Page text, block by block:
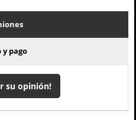
y pago
su opinión!